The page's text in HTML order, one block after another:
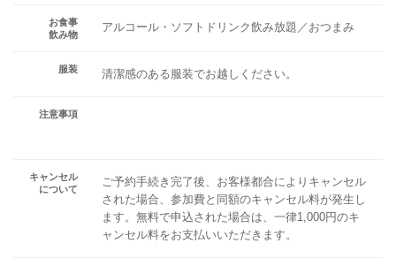
お食事
飲み物
アルコール・ソフトドリンク飲み放題／おつまみ
服装 清潔感のある服装でお越しください。
注意事項
キャンセル
について
ご予約手続き完了後、お客様都合によりキャンセル
された場合、参加費と同額のキャンセル料が発生し
ます。無料で申込された場合は、一律1,000円のキ
ャンセル料をお支払いいただきます。